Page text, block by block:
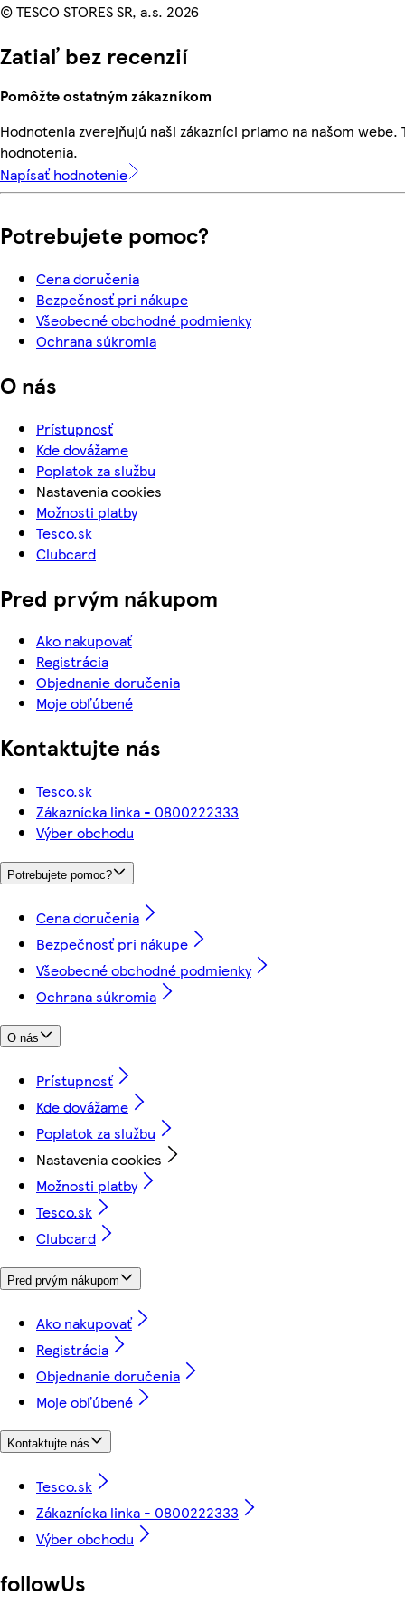
© TESCO STORES SR, a.s. 2026
Zatiaľ bez recenzií
Pomôžte ostatným zákazníkom
Hodnotenia zverejňujú naši zákazníci priamo na našom
hodnotenia.
Napísať hodnotenie
Potrebujete pomoc?
Cena doručenia
Bezpečnosť pri nákupe
Všeobecné obchodné podmienky
Ochrana súkromia
O nás
Prístupnosť
Kde dovážame
Poplatok za službu
Nastavenia cookies
Možnosti platby
Tesco.sk
Clubcard
Pred prvým nákupom
Ako nakupovať
Registrácia
Objednanie doručenia
Moje obľúbené
Kontaktujte nás
Tesco.sk
Zákaznícka linka - 0800222333
Výber obchodu
Potrebujete pomoc?
Cena doručenia
Bezpečnosť pri nákupe
Všeobecné obchodné podmienky
Ochrana súkromia
O nás
Prístupnosť
Kde dovážame
Poplatok za službu
Nastavenia cookies
Možnosti platby
Tesco.sk
Clubcard
Pred prvým nákupom
Ako nakupovať
Registrácia
Objednanie doručenia
Moje obľúbené
Kontaktujte nás
Tesco.sk
Zákaznícka linka - 0800222333
Výber obchodu
followUs